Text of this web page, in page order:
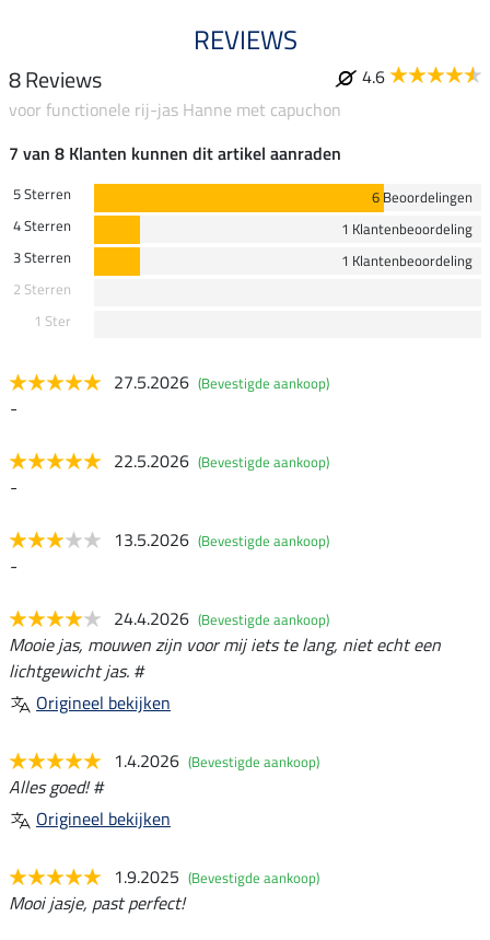
REVIEWS
8 Reviews
4.6
voor functionele rij-jas Hanne met capuchon
7 van 8 Klanten kunnen dit artikel aanraden
5 Sterren
6 Beoordelingen
4 Sterren
1 Klantenbeoordeling
3 Sterren
1 Klantenbeoordeling
2 Sterren
1 Ster
27.5.2026 (Bevestigde aankoop)
-
22.5.2026 (Bevestigde aankoop)
-
13.5.2026 (Bevestigde aankoop)
-
24.4.2026 (Bevestigde aankoop)
Mooie jas, mouwen zijn voor mij iets te lang, niet echt een
lichtgewicht jas. #
Origineel bekijken
1.4.2026 (Bevestigde aankoop)
Alles goed! #
Origineel bekijken
1.9.2025 (Bevestigde aankoop)
Mooi jasje, past perfect!